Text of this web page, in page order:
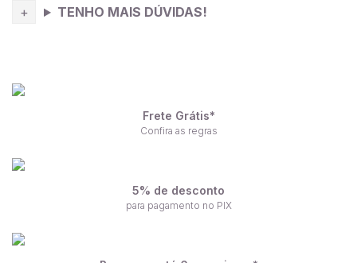
TENHO MAIS DÚVIDAS!
Frete Grátis*
Confira as regras
5% de desconto
para pagamento no PIX